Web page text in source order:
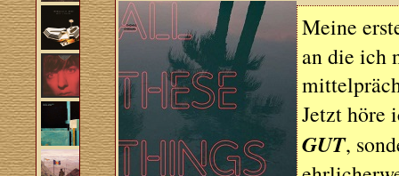
Meine
an die ich
Jetzt höre
GUT,